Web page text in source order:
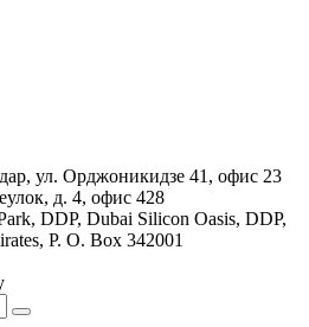
ул. Орджоникидзе 41, офис 23
д. 4, офис 428
DDP, Dubai Silicon Oasis, DDP,
P. O. Box 342001